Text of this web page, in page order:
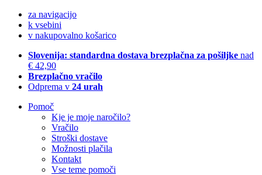
za navigacijo
k vsebini
v nakupovalno košarico
Slovenija: standardna dostava brezplačna za pošiljke nad
€ 42,90
Brezplačno vračilo
Odprema v 24 urah
Pomoč
Kje je moje naročilo?
Vračilo
Stroški dostave
Možnosti plačila
Kontakt
Vse teme pomoči